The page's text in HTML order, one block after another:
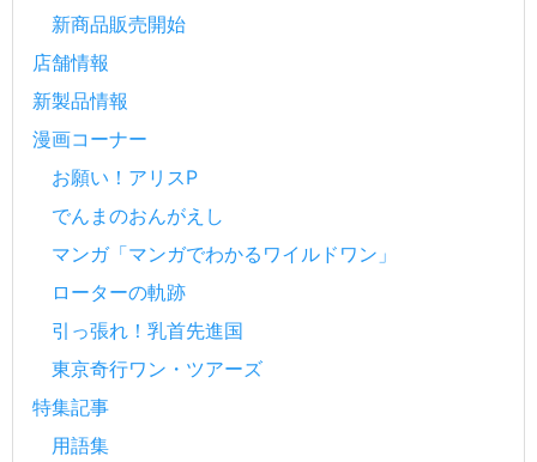
新商品販売開始
店舗情報
新製品情報
漫画コーナー
お願い！アリスP
でんまのおんがえし
マンガ「マンガでわかるワイルドワン」
ローターの軌跡
引っ張れ！乳首先進国
東京奇行ワン・ツアーズ
特集記事
用語集